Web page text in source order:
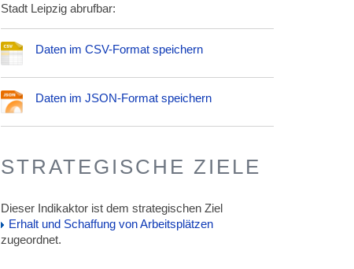
Stadt Leipzig abrufbar:
Daten im CSV-Format speichern
Daten im JSON-Format speichern
STRATEGISCHE ZIELE
Dieser Indikaktor ist dem strategischen Ziel
Erhalt und Schaffung von Arbeitsplätzen
zugeordnet.